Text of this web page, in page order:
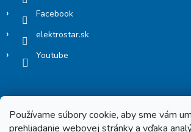
Používame súbory cookie, aby sme vám
prehliadanie webovej stránky a vďaka
Facebook
elektrostar.sk
Youtube